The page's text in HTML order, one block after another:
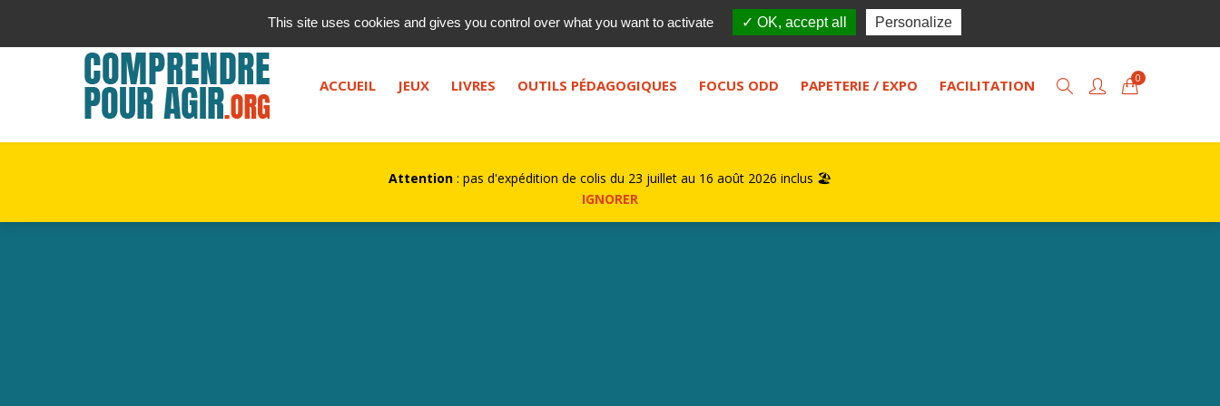
Saisissez votre recherche, et appuyez sur "entrée" ou le bouton de recherche.
Qui sommes-nous ? FESTISOL Actualités Contact
ACCUEIL JEUX LIVRES OUTILS PÉDAGOGIQUES FOCUS ODD PAPETERIE / EXPO FACILITATION 0
Attention : pas d'expédition de colis du 23 juillet au 16 août 2026 inclus 🏖️
IGNORER
This site uses cookies and gives you control over what you want to activate ✓ OK, accept all Personalize